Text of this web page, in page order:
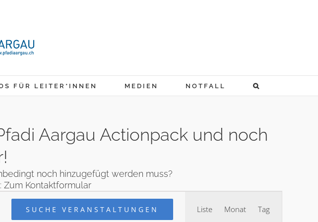
FÜR LEITER*INNEN MEDIEN NOTFALL
Aargau Actionpack und noch
noch hinzugefügt werden muss?
Zum Kontaktformular
SUCHE VERANSTALTUNGEN Liste Monat Tag